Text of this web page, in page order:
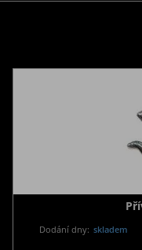
Dodání dny: skladem